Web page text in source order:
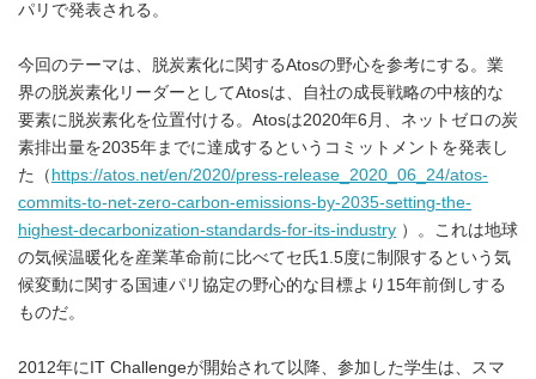
パリで発表される。
今回のテーマは、脱炭素化に関するAtosの野心を参考にする。業
界の脱炭素化リーダーとしてAtosは、自社の成長戦略の中核的な
要素に脱炭素化を位置付ける。Atosは2020年6月、ネットゼロの炭
素排出量を2035年までに達成するというコミットメントを発表し
た（ https://atos.net/en/2020/press-release_2020_06_24/atos-
commits-to-net-zero-carbon-emissions-by-2035-setting-the-
highest-decarbonization-standards-for-its-industry ）。これは地球
の気候温暖化を産業革命前に比べてセ氏1.5度に制限するという気
候変動に関する国連パリ協定の野心的な目標より15年前倒しする
ものだ。
2012年にIT Challengeが開始されて以降、参加した学生は、スマ